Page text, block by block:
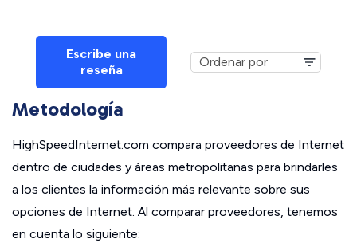
Escribe una
reseña
Metodología
HighSpeedInternet.com compara proveedores de Internet
dentro de ciudades y áreas metropolitanas para brindarles
a los clientes la información más relevante sobre sus
opciones de Internet. Al comparar proveedores, tenemos
en cuenta lo siguiente: